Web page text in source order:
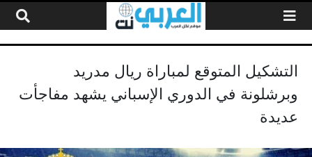
التشكيل المتوقع لمباراة ريال مدريد
وبرشلونة في الدوري الإسباني يشهد مفاجأت
عديدة